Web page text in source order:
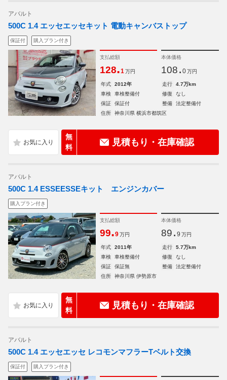
アバルト
500C 1.4 エッセエッセキット 電動キャンバストップ
保証付 購入プラン付き
支払総額
128.1 万円
本体価格
108. 0 万円
年式 2012年 走行
4.7万km
車検
車検整備付 修復
なし
保証
保証付 整備
法定整備付
住所
神奈川県 横浜市都筑区
無
料
見積もり・在庫確認
アバルト
500C 1.4 ESSEESSEキット エンジンカバー
購入プラン付き
支払総額
99.9 万円
本体価格
89. 9 万円
年式 2011年 走行
5.7万km
車検
車検整備付 修復
なし
保証
保証無 整備
法定整備付
住所
神奈川県 伊勢原市
無
料
見積もり・在庫確認
アバルト
500C 1.4 エッセエッセ レコモンマフラーTベルト交換
保証付 購入プラン付き